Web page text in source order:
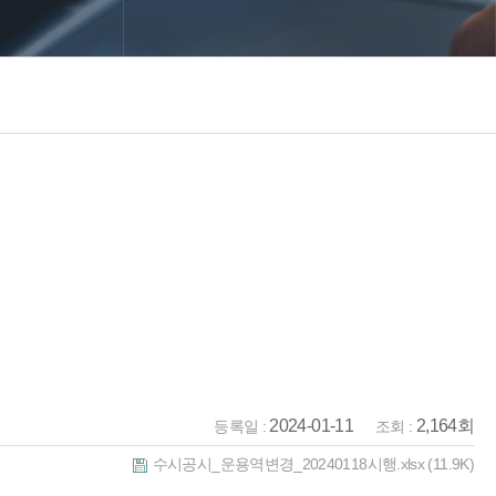
등록일 : 2024-01-11 조회 : 2,164회
수시공시_운용역변경_20240118시행.xlsx(11.9K)